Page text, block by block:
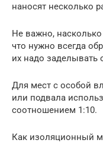
наносят несколько
Не важно, насколько
что нужно всегда
их надо заделывать
Для мест с особой
или подвала
соотношением 1:10.
Как изоляционный